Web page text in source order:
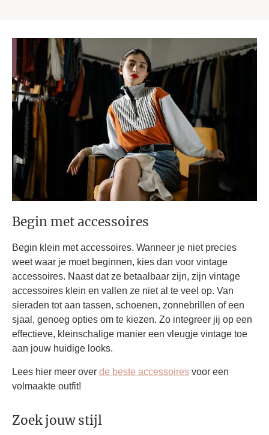
Begin met accessoires
Begin klein met accessoires. Wanneer je niet precies
weet waar je moet beginnen, kies dan voor vintage
accessoires. Naast dat ze betaalbaar zijn, zijn vintage
accessoires klein en vallen ze niet al te veel op. Van
sieraden tot aan tassen, schoenen, zonnebrillen of een
sjaal, genoeg opties om te kiezen. Zo integreer jij op een
effectieve, kleinschalige manier een vleugje vintage toe
aan jouw huidige looks.
Lees hier meer over de beste accessoires voor een
volmaakte outfit!
Zoek jouw stijl